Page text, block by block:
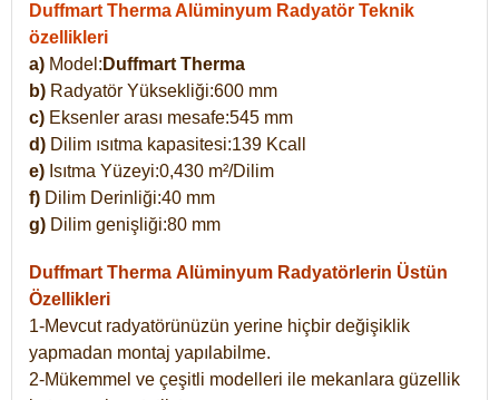
Duffmart Therma Alüminyum Radyatör Teknik
özellikleri
a) Model: Duffmart Therma
b) Radyatör Yüksekliği:600 mm
c) Eksenler arası mesafe:545 mm
d) Dilim ısıtma kapasitesi:139 Kcall
e) Isıtma Yüzeyi:0,430 m²/Dilim
f) Dilim Derinliği:40 mm
g) Dilim genişliği:80 mm
Duffmart Therma Alüminyum Radyatörlerin Üstün
Özellikleri
1-Mevcut radyatörünüzün yerine hiçbir değişiklik
yapmadan montaj yapılabilme.
2-Mükemmel ve çeşitli modelleri ile mekanlara güzellik